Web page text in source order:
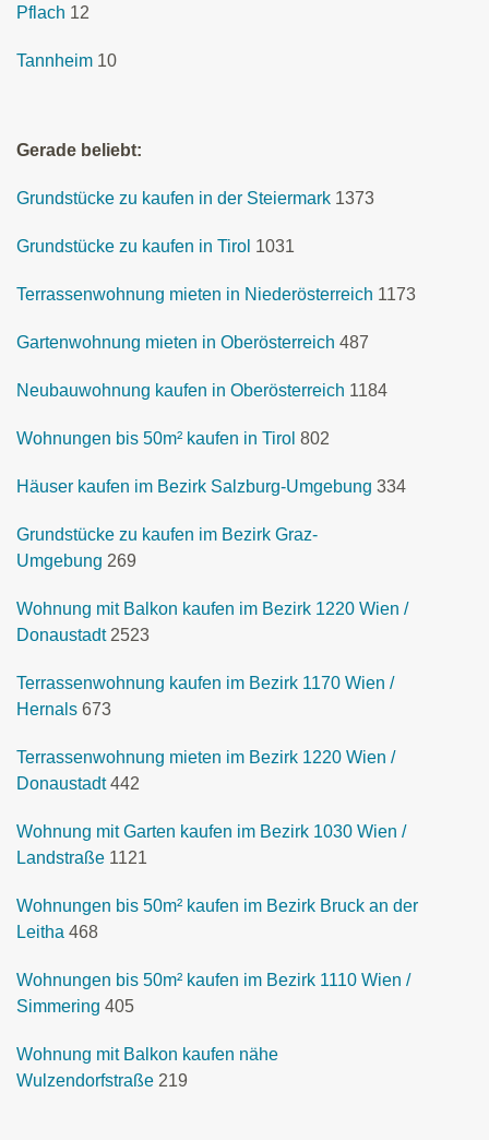
Pflach 12
Tannheim 10
Gerade beliebt:
Grundstücke zu kaufen in der Steiermark 1373
Grundstücke zu kaufen in Tirol 1031
Terrassenwohnung mieten in Niederösterreich 1173
Gartenwohnung mieten in Oberösterreich 487
Neubauwohnung kaufen in Oberösterreich 1184
Wohnungen bis 50m² kaufen in Tirol 802
Häuser kaufen im Bezirk Salzburg-Umgebung 334
Grundstücke zu kaufen im Bezirk Graz-
Umgebung 269
Wohnung mit Balkon kaufen im Bezirk 1220 Wien /
Donaustadt 2523
Terrassenwohnung kaufen im Bezirk 1170 Wien /
Hernals 673
Terrassenwohnung mieten im Bezirk 1220 Wien /
Donaustadt 442
Wohnung mit Garten kaufen im Bezirk 1030 Wien /
Landstraße 1121
Wohnungen bis 50m² kaufen im Bezirk Bruck an der
Leitha 468
Wohnungen bis 50m² kaufen im Bezirk 1110 Wien /
Simmering 405
Wohnung mit Balkon kaufen nähe
Wulzendorfstraße 219